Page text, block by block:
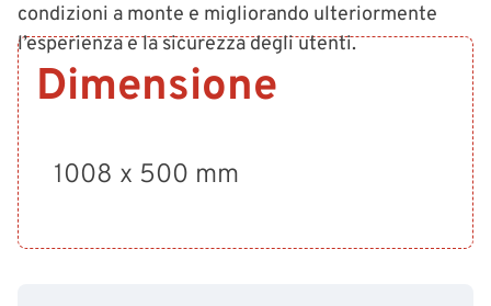
condizioni a monte e migliorando ulteriormente
l’esperienza e la sicurezza degli utenti.
Dimensione
1008 x 500 mm